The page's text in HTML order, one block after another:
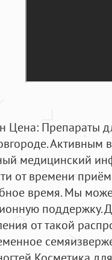
Цена: Препараты
Активным
медицинский
от времени
время. Мы
поддержку.
от такой